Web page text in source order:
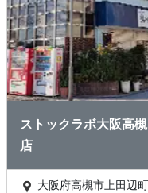
ストックラボ大阪高槻
店